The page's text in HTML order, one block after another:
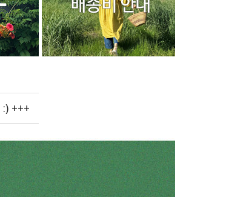
:) +++